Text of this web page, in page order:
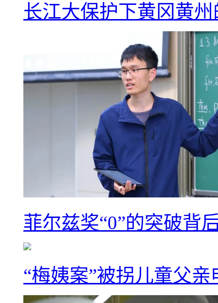
长江大保护下黄冈黄
菲尔兹奖“0”的突破背
“梅姨案”被拐儿童父